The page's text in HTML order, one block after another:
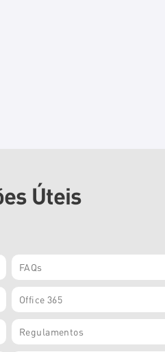
Úteis
FAQs
Office 365
Regulamentos